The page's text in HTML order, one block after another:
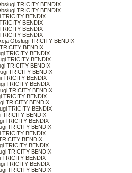
TRICITY BENDIX
TRICITY BENDIX
TRICITY BENDIX
BENDIX
BENDIX
BENDIX
Obsługi TRICITY BENDIX
BENDIX
TRICITY BENDIX
TRICITY BENDIX
TRICITY BENDIX
TRICITY BENDIX
TRICITY BENDIX
TRICITY BENDIX
TRICITY BENDIX
TRICITY BENDIX
TRICITY BENDIX
TRICITY BENDIX
TRICITY BENDIX
TRICITY BENDIX
TRICITY BENDIX
TRICITY BENDIX
BENDIX
TRICITY BENDIX
TRICITY BENDIX
TRICITY BENDIX
TRICITY BENDIX
TRICITY BENDIX